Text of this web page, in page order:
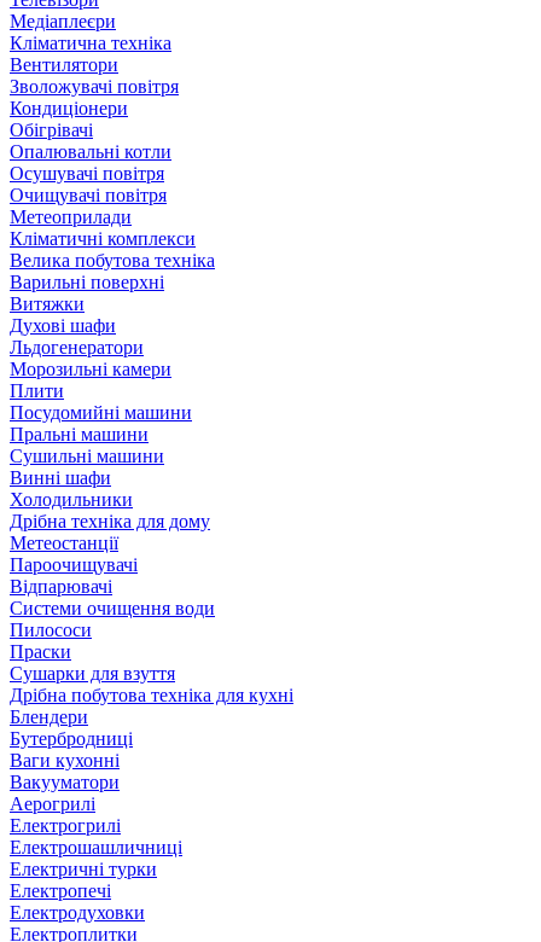
Медіаплеєри
Кліматична техніка
Вентилятори
Зволожувачі повітря
Кондиціонери
Обігрівачі
Опалювальні котли
Осушувачі повітря
Очищувачі повітря
Метеоприлади
Кліматичні комплекси
Велика побутова техніка
Варильні поверхні
Витяжки
Духові шафи
Льдогенератори
Морозильні камери
Плити
Посудомийні машини
Пральні машини
Сушильні машини
Винні шафи
Холодильники
Дрібна техніка для дому
Метеостанції
Пароочищувачі
Відпарювачі
Системи очищення води
Пилососи
Праски
Сушарки для взуття
Дрібна побутова техніка для кухні
Блендери
Бутербродниці
Ваги кухонні
Вакууматори
Аерогрилі
Електрогрилі
Електрошашличниці
Електричні турки
Електропечі
Електродуховки
Електроплитки